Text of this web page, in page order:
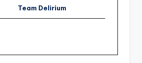
Team Delirium